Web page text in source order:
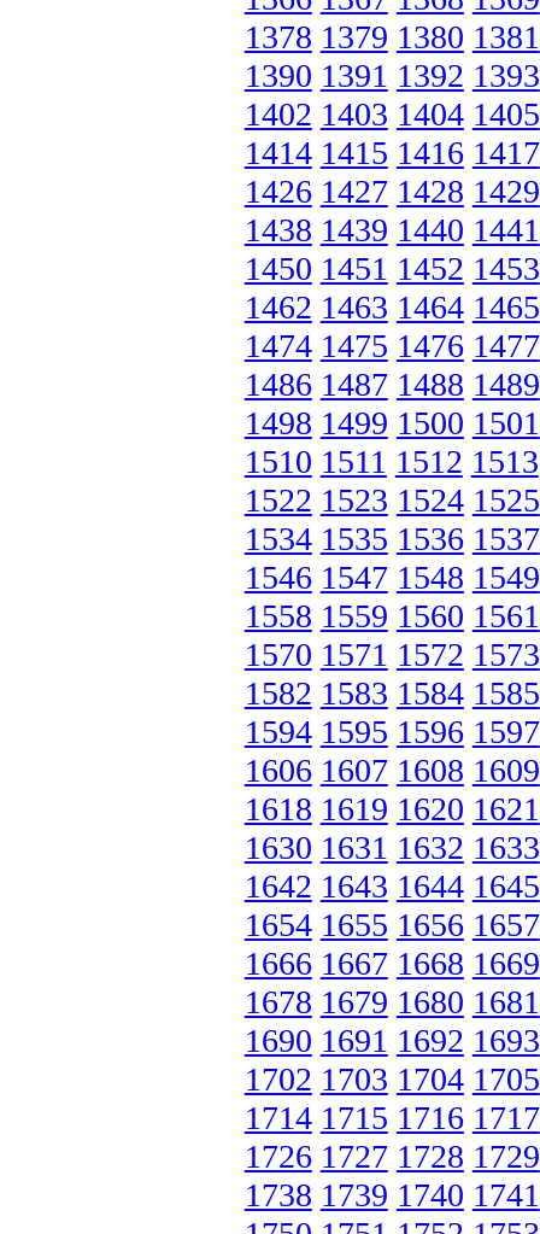
1378 1379 1380 1381
1390 1391 1392 1393
1402 1403 1404 1405
1414 1415 1416 1417
1426 1427 1428 1429
1438 1439 1440 1441
1450 1451 1452 1453
1462 1463 1464 1465
1474 1475 1476 1477
1486 1487 1488 1489
1498 1499 1500 1501
1510 1511 1512 1513
1522 1523 1524 1525
1534 1535 1536 1537
1546 1547 1548 1549
1558 1559 1560 1561
1570 1571 1572 1573
1582 1583 1584 1585
1594 1595 1596 1597
1606 1607 1608 1609
1618 1619 1620 1621
1630 1631 1632 1633
1642 1643 1644 1645
1654 1655 1656 1657
1666 1667 1668 1669
1678 1679 1680 1681
1690 1691 1692 1693
1702 1703 1704 1705
1714 1715 1716 1717
1726 1727 1728 1729
1738 1739 1740 1741